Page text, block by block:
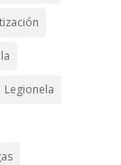
Legionela